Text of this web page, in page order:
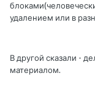
удалением или в
В другой сказали -
материалом.